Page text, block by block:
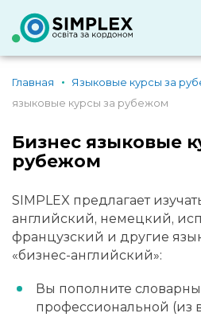
Главная Языковые курсы за
языковые курсы за рубежом
Бизнес языковые
рубежом
SIMPLEX предлагает
английский, немецкий,
французский и другие
«бизнес-английский»:
Вы пополните
профессиональной (из